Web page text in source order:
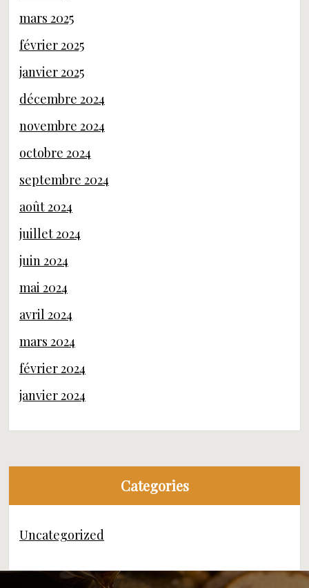
mars 2025
février 2025
janvier 2025
décembre 2024
novembre 2024
octobre 2024
septembre 2024
août 2024
juillet 2024
juin 2024
mai 2024
avril 2024
mars 2024
février 2024
janvier 2024
Categories
Uncategorized